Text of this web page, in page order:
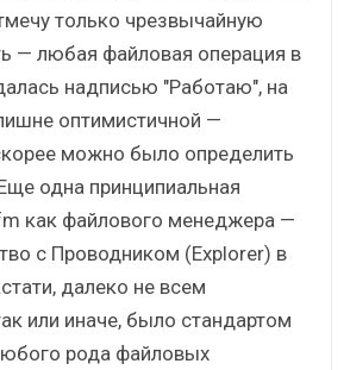
только чрезвычайную
— любая файловая операция в
надписью "Работаю", на
оптимистичной —
можно было определить
одна принципиальная
как файлового менеджера —
с Проводником (Explorer) в
далеко не всем
или иначе, было стандартом
рода файловых